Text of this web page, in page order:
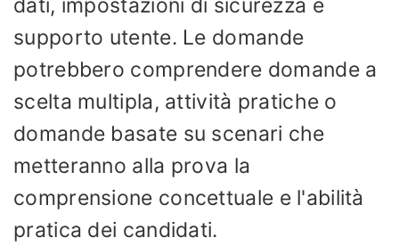
supporto utente. Le domande
potrebbero comprendere domande a
scelta multipla, attività pratiche o
domande basate su scenari che
metteranno alla prova la
comprensione concettuale e l'abilità
pratica dei candidati.